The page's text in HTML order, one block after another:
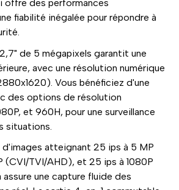
offre des performances
fiabilité inégalée pour répondre à
de 5 mégapixels garantit une
avec une résolution numérique
Vous bénéficiez d'une
des options de résolution
et 960H, pour une surveillance
situations.
atteignant 25 ips à 5 MP
(CVI/TVI/AHD), et 25 ips à 1080P
une capture fluide des